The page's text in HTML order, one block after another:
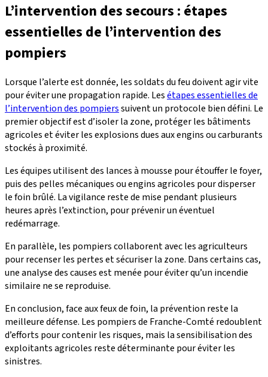
L’intervention des secours : étapes
essentielles de l’intervention des
pompiers
Lorsque l’alerte est donnée, les soldats du feu doivent agir vite
pour éviter une propagation rapide. Lesétapes essentielles de
l’intervention des pompierssuivent un protocole bien défini. Le
premier objectif est d’isoler la zone, protéger les bâtiments
agricoles et éviter les explosions dues aux engins ou carburants
stockés à proximité.
Les équipes utilisent des lances à mousse pour étouffer le foyer,
puis des pelles mécaniques ou engins agricoles pour disperser
le foin brûlé. La vigilance reste de mise pendant plusieurs
heures après l’extinction, pour prévenir un éventuel
redémarrage.
En parallèle, les pompiers collaborent avec les agriculteurs
pour recenser les pertes et sécuriser la zone. Dans certains cas,
une analyse des causes est menée pour éviter qu’un incendie
similaire ne se reproduise.
En conclusion, face aux feux de foin, la prévention reste la
meilleure défense. Les pompiers de Franche-Comté redoublent
d’efforts pour contenir les risques, mais la sensibilisation des
exploitants agricoles reste déterminante pour éviter les
sinistres.